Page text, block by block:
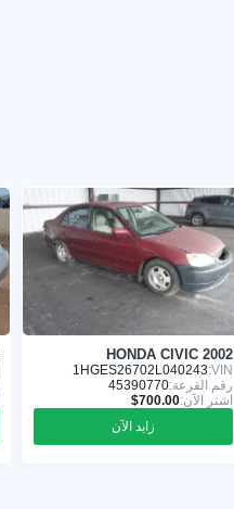
HONDA CIVIC 2002
VIN:
1HGES26702L040243
رقم القرعة:45390770
اشترِ الآن:
زايد الآن